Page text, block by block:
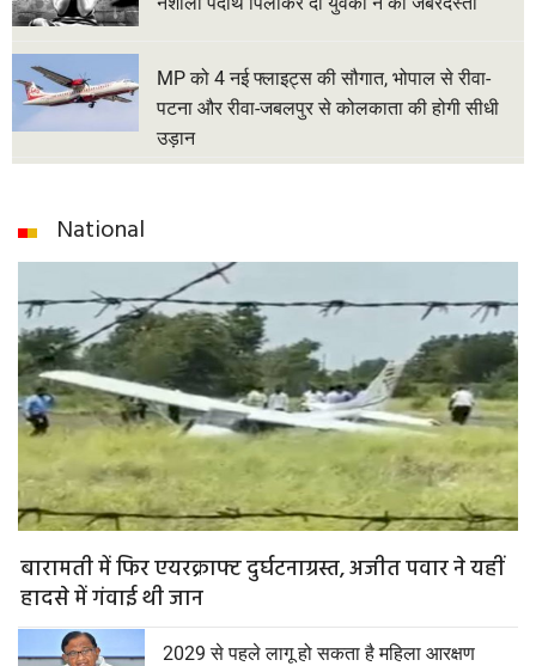
MP को 4 नई फ्लाइट्स की सौगात, भोपाल से रीवा-
पटना और रीवा-जबलपुर से कोलकाता की होगी सीधी
उड़ान
National
बारामती में फिर एयरक्राफ्ट दुर्घटनाग्रस्त, अजीत पवार ने यहीं
हादसे में गंवाई थी जान
2029 से पहले लागू हो सकता है महिला आरक्षण